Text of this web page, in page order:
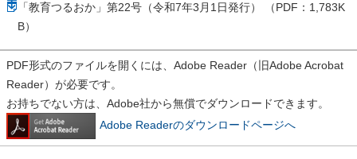
「教育つるおか」第22号（令和7年3月1日発行） （PDF：1,783K
B）
PDF形式のファイルを開くには、Adobe Reader（旧Adobe Acrobat
Reader）が必要です。
お持ちでない方は、Adobe社から無償でダウンロードできます。
Adobe Readerのダウンロードページへ